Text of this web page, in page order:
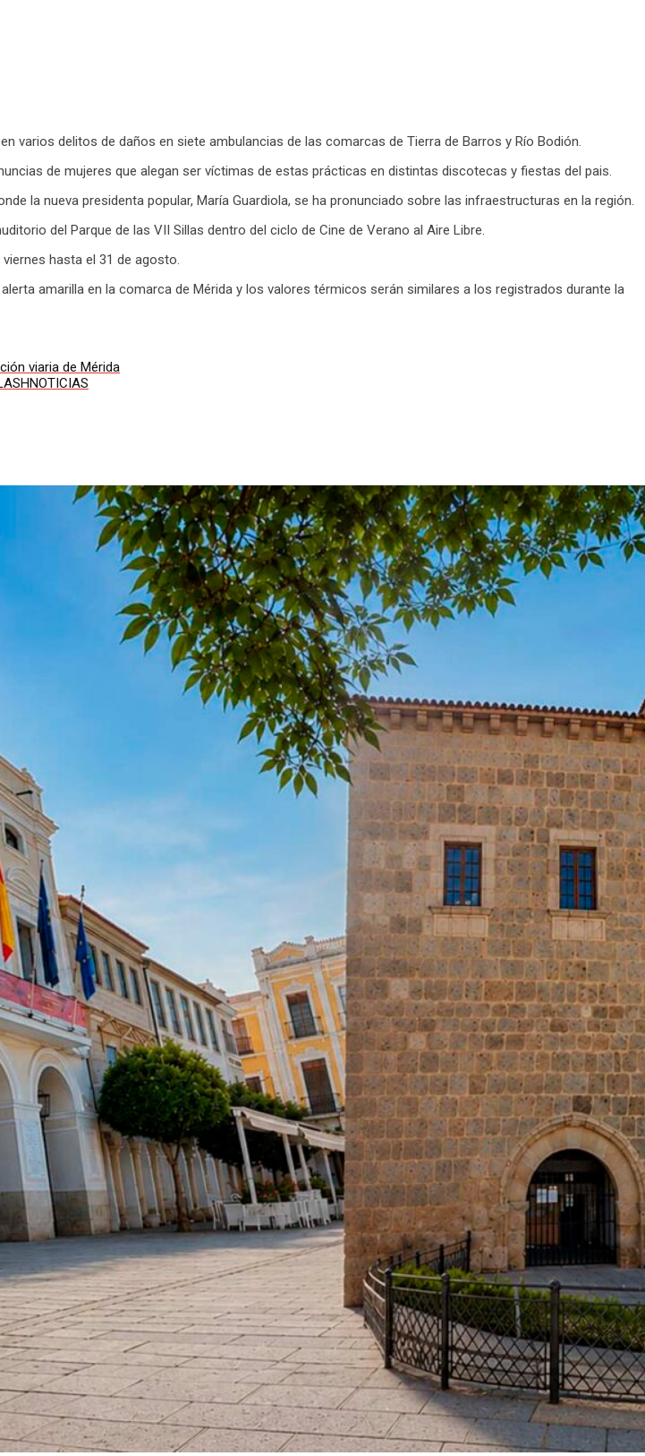
varios delitos de daños en siete ambulancias de las comarcas de Tierra de Barros y Río Bodión.
de mujeres que alegan ser víctimas de estas prácticas en distintas discotecas y fiestas del pais.
la nueva presidenta popular, María Guardiola, se ha pronunciado sobre las infraestructuras en la región.
del Parque de las VII Sillas dentro del ciclo de Cine de Verano al Aire Libre.
hasta el 31 de agosto.
amarilla en la comarca de Mérida y los valores térmicos serán similares a los registrados durante la
viaria de Mérida